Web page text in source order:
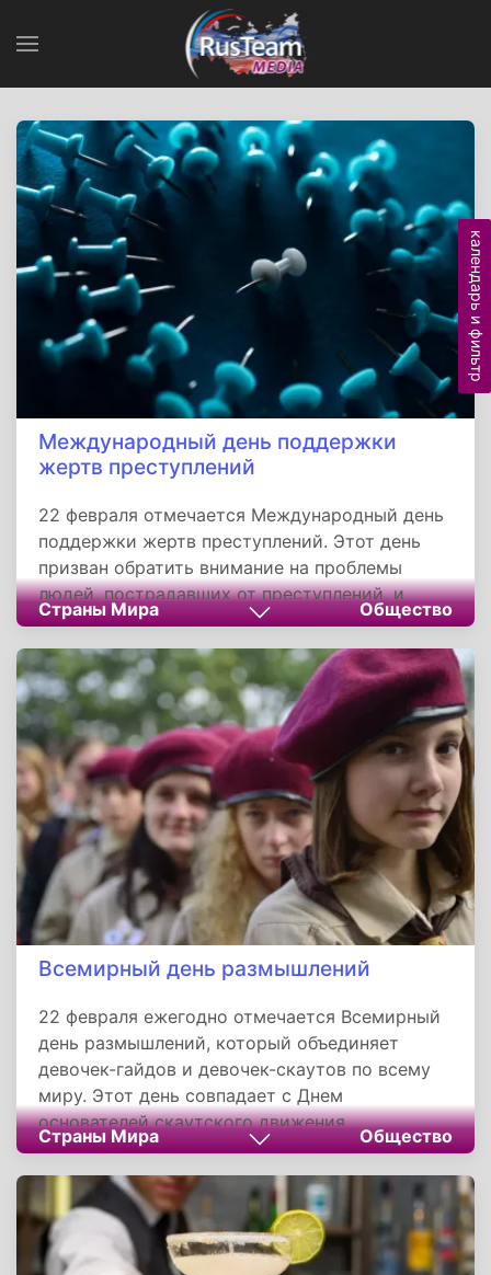
Международный день поддержки
жертв преступлений
22 февраля отмечается Международный день
поддержки жертв преступлений. Этот день
призван обратить внимание на проблемы
людей, пострадавших от преступлений, и
напомнить о необходимости их поддержки.
Никто не застрахован от того, чтобы стать
жертвой преступления, и такие события
могут кардинально изменить жизнь человека.
В цивилизованном обществе важно не
оставаться равнодушным к этой проблеме.
Страны Мира Общество
Всемирный день размышлений
22 февраля ежегодно отмечается Всемирный
день размышлений, который объединяет
девочек-гайдов и девочек-скаутов по всему
миру. Этот день совпадает с Днем
основателей скаутского движения,
посвященным дню рождения лорда Роберта
Баден-Пауэлла, основателя движения
бойскаутов, и его супруги Олав Баден-Пауэлл,
родившихся в один день с разницей в 32 года.
Леди Олав сыграла ключевую роль в создании
Страны Мира Общество
календарь и фильтр